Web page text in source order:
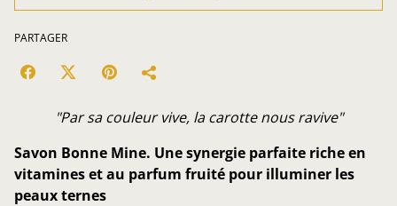
PARTAGER
"Par sa couleur vive, la carotte nous ravive"
Savon Bonne Mine. Une synergie parfaite riche en
vitamines et au parfum fruité pour illuminer les
peaux ternes